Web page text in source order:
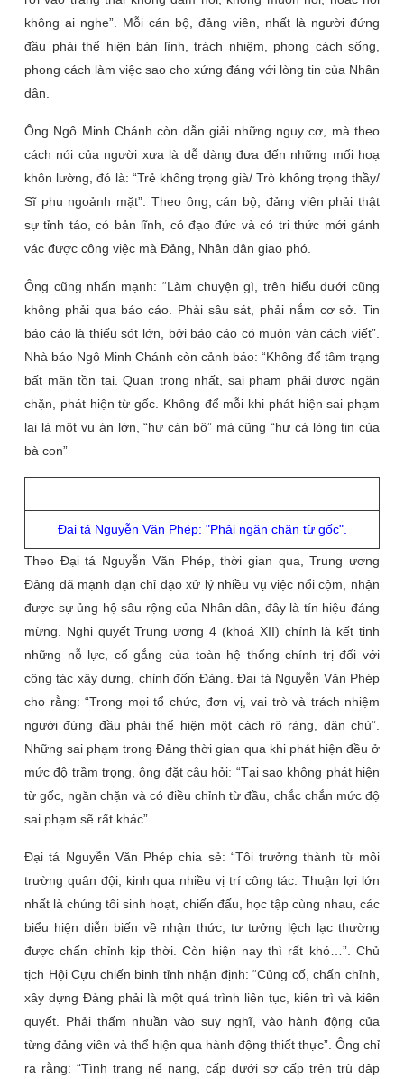
không ai nghe”. Mỗi cán bộ, đảng viên, nhất là người đứng
đầu phải thể hiện bản lĩnh, trách nhiệm, phong cách sống,
phong cách làm việc sao cho xứng đáng với lòng tin của Nhân
dân.
Ông Ngô Minh Chánh còn dẫn giải những nguy cơ, mà theo
cách nói của người xưa là dễ dàng đưa đến những mối hoạ
khôn lường, đó là: “Trẻ không trọng già/ Trò không trọng thầy/
Sĩ phu ngoảnh mặt”. Theo ông, cán bộ, đảng viên phải thật
sự tỉnh táo, có bản lĩnh, có đạo đức và có tri thức mới gánh
vác được công việc mà Đảng, Nhân dân giao phó.
Ông cũng nhấn mạnh: “Làm chuyện gì, trên hiểu dưới cũng
không phải qua báo cáo. Phải sâu sát, phải nắm cơ sở. Tin
báo cáo là thiếu sót lớn, bởi báo cáo có muôn vàn cách viết”.
Nhà báo Ngô Minh Chánh còn cảnh báo: “Không để tâm trạng
bất mãn tồn tại. Quan trọng nhất, sai phạm phải được ngăn
chặn, phát hiện từ gốc. Không để mỗi khi phát hiện sai phạm
lại là một vụ án lớn, “hư cán bộ” mà cũng “hư cả lòng tin của
bà con”
Đại tá Nguyễn Văn Phép: "Phải ngăn chặn từ gốc".
Theo Đại tá Nguyễn Văn Phép, thời gian qua, Trung ương
Đảng đã mạnh dạn chỉ đạo xử lý nhiều vụ việc nổi cộm, nhận
được sự ủng hộ sâu rộng của Nhân dân, đây là tín hiệu đáng
mừng. Nghị quyết Trung ương 4 (khoá XII) chính là kết tinh
những nỗ lực, cố gắng của toàn hệ thống chính trị đối với
công tác xây dựng, chỉnh đốn Đảng. Đại tá Nguyễn Văn Phép
cho rằng: “Trong mọi tổ chức, đơn vị, vai trò và trách nhiệm
người đứng đầu phải thể hiện một cách rõ ràng, dân chủ”.
Những sai phạm trong Đảng thời gian qua khi phát hiện đều ở
mức độ trầm trọng, ông đặt câu hỏi: “Tại sao không phát hiện
từ gốc, ngăn chặn và có điều chỉnh từ đầu, chắc chắn mức độ
sai phạm sẽ rất khác”.
Đại tá Nguyễn Văn Phép chia sẻ: “Tôi trưởng thành từ môi
trường quân đội, kinh qua nhiều vị trí công tác. Thuận lợi lớn
nhất là chúng tôi sinh hoạt, chiến đấu, học tập cùng nhau, các
biểu hiện diễn biến về nhận thức, tư tưởng lệch lạc thường
được chấn chỉnh kịp thời. Còn hiện nay thì rất khó…”. Chủ
tịch Hội Cựu chiến binh tỉnh nhận định: “Củng cố, chấn chỉnh,
xây dựng Đảng phải là một quá trình liên tục, kiên trì và kiên
quyết. Phải thấm nhuần vào suy nghĩ, vào hành động của
từng đảng viên và thể hiện qua hành động thiết thực”. Ông chỉ
ra rằng: “Tình trạng nể nang, cấp dưới sợ cấp trên trù dập